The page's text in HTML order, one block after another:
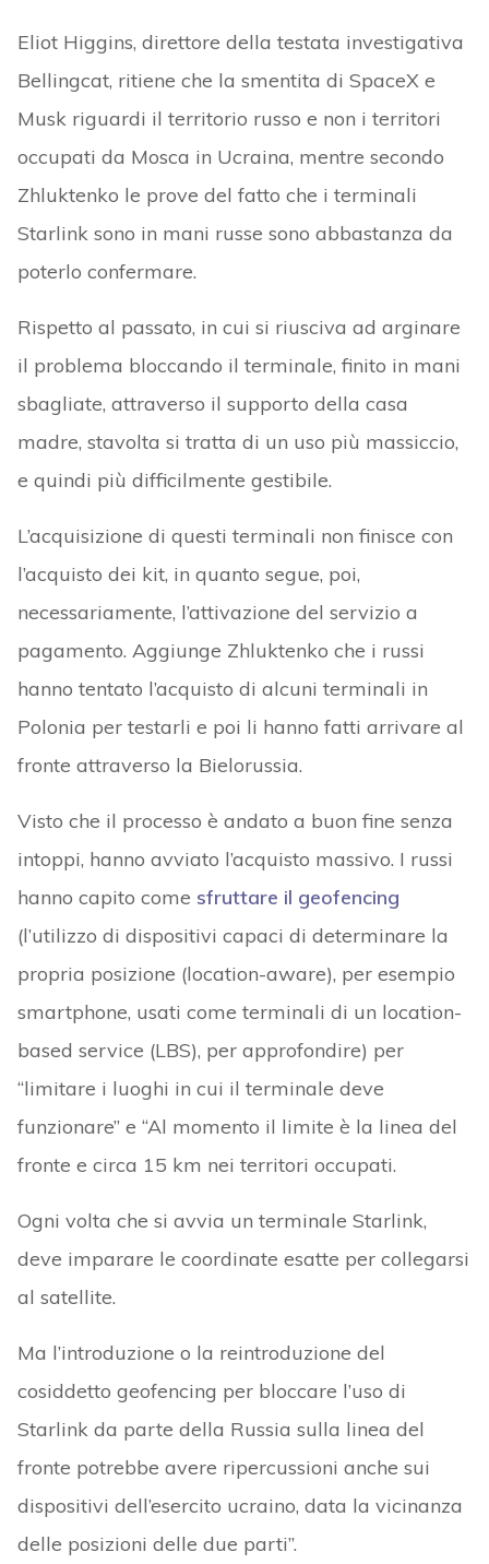
Eliot Higgins, direttore della testata investigativa
Bellingcat, ritiene che la smentita di SpaceX e
Musk riguardi il territorio russo e non i territori
occupati da Mosca in Ucraina, mentre secondo
Zhluktenko le prove del fatto che i terminali
Starlink sono in mani russe sono abbastanza da
poterlo confermare.
Rispetto al passato, in cui si riusciva ad arginare
il problema bloccando il terminale, finito in mani
sbagliate, attraverso il supporto della casa
madre, stavolta si tratta di un uso più massiccio,
e quindi più difficilmente gestibile.
L’acquisizione di questi terminali non finisce con
l’acquisto dei kit, in quanto segue, poi,
necessariamente, l’attivazione del servizio a
pagamento. Aggiunge Zhluktenko che i russi
hanno tentato l’acquisto di alcuni terminali in
Polonia per testarli e poi li hanno fatti arrivare al
fronte attraverso la Bielorussia.
Visto che il processo è andato a buon fine senza
intoppi, hanno avviato l’acquisto massivo. I russi
hanno capito come sfruttare il geofencing
(l’utilizzo di dispositivi capaci di determinare la
propria posizione (location-aware), per esempio
smartphone, usati come terminali di un location-
based service (LBS), per approfondire) per
“limitare i luoghi in cui il terminale deve
funzionare” e “Al momento il limite è la linea del
fronte e circa 15 km nei territori occupati.
Ogni volta che si avvia un terminale Starlink,
deve imparare le coordinate esatte per collegarsi
al satellite.
Ma l’introduzione o la reintroduzione del
cosiddetto geofencing per bloccare l’uso di
Starlink da parte della Russia sulla linea del
fronte potrebbe avere ripercussioni anche sui
dispositivi dell’esercito ucraino, data la vicinanza
delle posizioni delle due parti”.